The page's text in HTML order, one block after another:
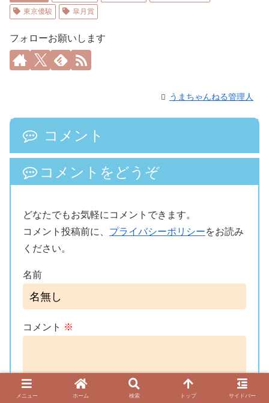
東京優駿
皐月賞
フォローお願いします
うまちゃんねる管理人
コメント
コメントをどうぞ
どなたでもお気軽にコメントできます。
コメント投稿前に、 プライバシーポリシーをお読み
ください。
名前
コメント ※
メニュー ホーム 検索 トップ サイドバー